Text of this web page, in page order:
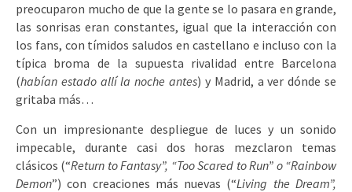
preocuparon mucho de que la gente se lo pasara en grande,
las sonrisas eran constantes, igual que la interacción con
los fans, con tímidos saludos en castellano e incluso con la
típica broma de la supuesta rivalidad entre Barcelona
(habían estado allí la noche antes) y Madrid, a ver dónde se
gritaba más…
Con un impresionante despliegue de luces y un sonido
impecable, durante casi dos horas mezclaron temas
clásicos (“Return to Fantasy”, “Too Scared to Run” o “Rainbow
Demon”) con creaciones más nuevas (“Living the Dream”,